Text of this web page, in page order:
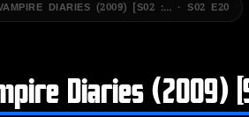
DIARIES (2009) [S02 :… · S02 E20
Diaries (2009)